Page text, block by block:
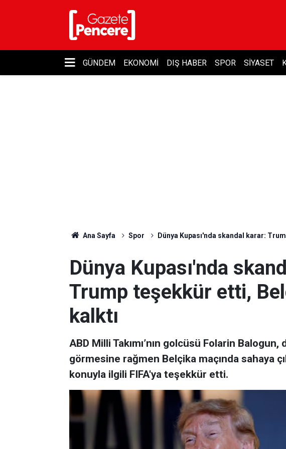
GÜNDEM EKONOMI DIŞ HABER SPOR SIYASET
Ana Sayfa Spor Dünya Kupası'nda skandal karar:
Dünya Kupası'nda
Trump teşekkür etti,
kalktı
ABD Milli Takımı’nın golcüsü Folarin Balogun,
görmesine rağmen Belçika maçında sahaya
konuyla ilgili FIFA'ya teşekkür etti.